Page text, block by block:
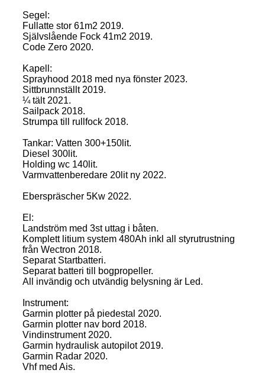
Segel:
Fullatte stor 61m2 2019.
Självslående Fock 41m2 2019.
Code Zero 2020.
Kapell:
Sprayhood 2018 med nya fönster 2023.
Sittbrunnställt 2019.
¼ tält 2021.
Sailpack 2018.
Strumpa till rullfock 2018.
Tankar: Vatten 300+150lit.
Diesel 300lit.
Holding wc 140lit.
Varmvattenberedare 20lit ny 2022.
Eberspräscher 5Kw 2022.
El:
Landström med 3st uttag i båten.
Komplett litium system 480Ah inkl all styrutrustning
från Wectron 2018.
Separat Startbatteri.
Separat batteri till bogpropeller.
All invändig och utvändig belysning är Led.
Instrument:
Garmin plotter på piedestal 2020.
Garmin plotter nav bord 2018.
Vindinstrument 2020.
Garmin hydraulisk autopilot 2019.
Garmin Radar 2020.
Vhf med Ais.